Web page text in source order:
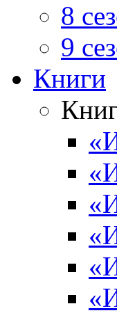
8
9
Книги